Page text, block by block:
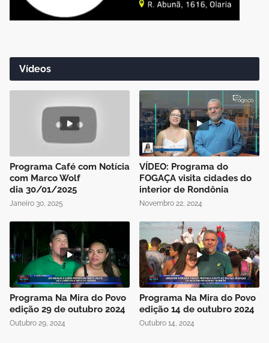
Vídeos
Programa Café com Notícia
com Marco Wolf
dia 30/01/2025
Janeiro 30, 2025
VÍDEO: Programa do
FOGAÇA visita cidades do
interior de Rondônia
Novembro 22, 2024
Programa Na Mira do Povo
edição 29 de outubro 2024
Outubro 29, 2024
Programa Na Mira do Povo
edição 14 de outubro 2024
Outubro 14, 2024